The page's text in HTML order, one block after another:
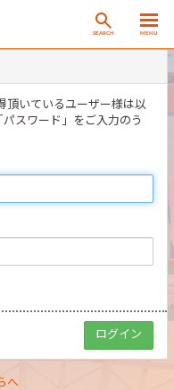
SEARCH MENU
頂いているユーザー様は以
スワード」をご入力のう
へ